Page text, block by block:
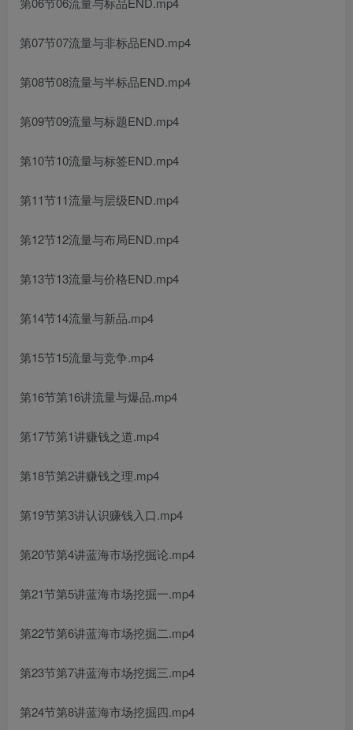
第07节07流量与非标品END.mp4
第08节08流量与半标品END.mp4
第09节09流量与标题END.mp4
第10节10流量与标签END.mp4
第11节11流量与层级END.mp4
第12节12流量与布局END.mp4
第13节13流量与价格END.mp4
第14节14流量与新品.mp4
第15节15流量与竞争.mp4
第16节第16讲流量与爆品.mp4
第17节第1讲赚钱之道.mp4
第18节第2讲赚钱之理.mp4
第19节第3讲认识赚钱入口.mp4
第20节第4讲蓝海市场挖掘论.mp4
第21节第5讲蓝海市场挖掘一.mp4
第22节第6讲蓝海市场挖掘二.mp4
第23节第7讲蓝海市场挖掘三.mp4
第24节第8讲蓝海市场挖掘四.mp4